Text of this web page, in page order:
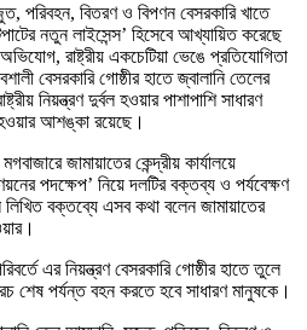
পরিবহন, বিতরণ ও বিপণন বেসরকারি খাতে
নতুন লাইসেন্স’ হিসেবে আখ্যায়িত করেছে
রাষ্ট্রীয় একচেটিয়া ভেঙে প্রতিযোগিতা
বেসরকারি গোষ্ঠীর হাতে জ্বালানি তেলের
নিয়ন্ত্রণ দুর্বল হওয়ার পাশাপাশি সাধারণ
আশঙ্কা রয়েছে।
জামায়াতের কেন্দ্রীয় কার্যালয়ে
পদক্ষেপ’ নিয়ে দলটির বক্তব্য ও পর্যবেক্ষণ
বক্তব্যে এসব কথা বলেন জামায়াতের
এর নিয়ন্ত্রণ বেসরকারি গোষ্ঠীর হাতে তুলে
শেষ পর্যন্ত বহন করতে হবে সাধারণ মানুষকে।